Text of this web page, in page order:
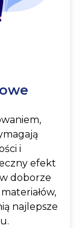
i
efekt
doborze
najlepsze